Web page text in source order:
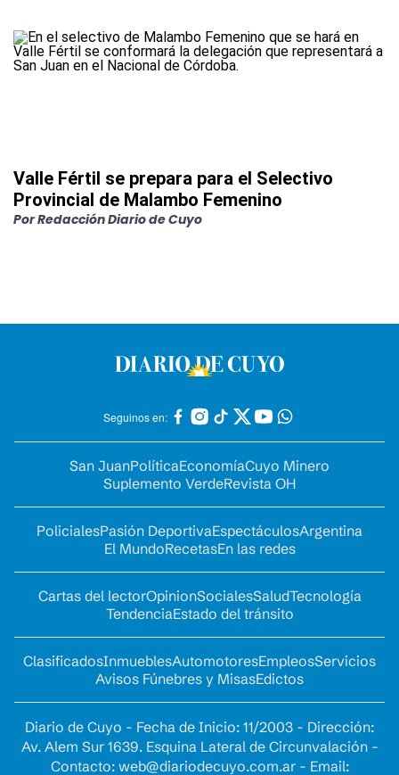
Valle Fértil se prepara para el Selectivo
Provincial de Malambo Femenino
PorRedacción Diario de Cuyo
Seguinos en:
San JuanPolíticaEconomíaCuyo Minero
Suplemento VerdeRevista OH
PolicialesPasión DeportivaEspectáculosArgentina
El MundoRecetasEn las redes
Cartas del lectorOpinionSocialesSaludTecnología
TendenciaEstado del tránsito
ClasificadosInmueblesAutomotoresEmpleosServicios
Avisos Fúnebres y MisasEdictos
Diario de Cuyo - Fecha de Inicio: 11/2003 - Dirección:
Av. Alem Sur 1639. Esquina Lateral de Circunvalación -
Contacto: web@diariodecuyo.com.ar- Email: